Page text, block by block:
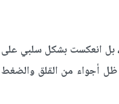
بل انعكست بشكل سلبي على
ظل أجواء من القلق والضغط